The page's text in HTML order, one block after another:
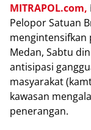
MITRAPOL.com,
Pelopor Satuan
mengintensifkan
Medan, Sabtu
antisipasi
masyarakat
kawasan
penerangan.